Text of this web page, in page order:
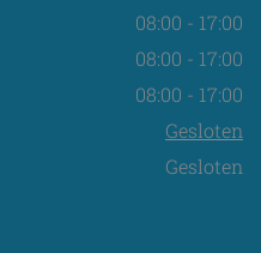
08:00 - 17:00
08:00 - 17:00
08:00 - 17:00
Gesloten
Gesloten